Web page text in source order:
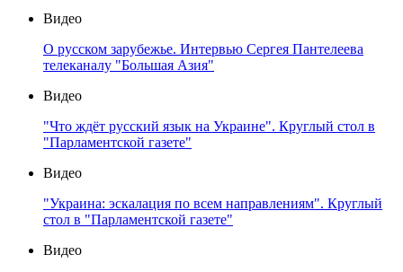
Видео
О русском зарубежье. Интервью Сергея Пантелеева
телеканалу "Большая Азия"
Видео
"Что ждёт русский язык на Украине". Круглый стол в
"Парламентской газете"
Видео
"Украина: эскалация по всем направлениям". Круглый
стол в "Парламентской газете"
Видео